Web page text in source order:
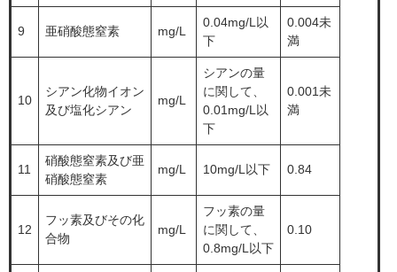
9 亜硝酸態窒素 mg/L
0.04mg/L以
下
0.004未
満
10
シアン化物イオン
及び塩化シアン
mg/L
シアンの量
に関して、
0.01mg/L以
下
0.001未
満
11
硝酸態窒素及び亜
硝酸態窒素
mg/L 10mg/L以下 0.84
12
フッ素及びその化
合物
mg/L
フッ素の量
に関して、
0.8mg/L以下
0.10